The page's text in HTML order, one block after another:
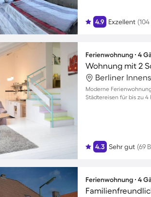
4.9 Exzellent
Ferienwohnung ∙ 4
Wohnung mit 2
Berliner
Moderne
Städtereisen für bis zu 4
4.3 Sehr gut (69
Ferienwohnung ∙ 4